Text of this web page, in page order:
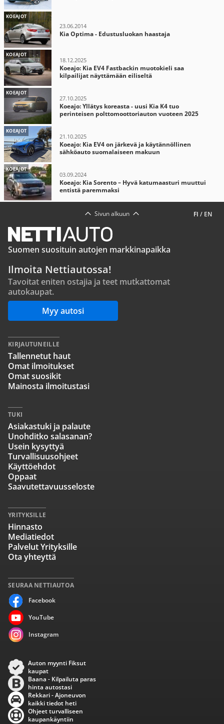
KOEAJOT
23.06.2014
Kia Optima - Edustusluokan haastaja
KOEAJOT
18.12.2025
Koeajo: Kia EV4 Fastbackin muotokieli saa
kilpailijat näyttämään eiliseltä
KOEAJOT
27.10.2025
Koeajo: Yllätys koreasta - uusi Kia K4 tuo
perinteisen polttomoottoriauton vuoteen 2025
KOEAJOT
21.10.2025
Koeajo: Kia EV4 on järkevä ja käytännöllinen
sähköauto suomalaiseen makuun
KOEAJOT
03.09.2024
Koeajo: Kia Sorento – Hyvä katumaasturi muuttui
entistä paremmaksi
FI / EN
Sivun alkuun
Suomen suosituin autojen markkinapaikka
Ilmoita Nettiautossa!
Tavoitat eniten ostajia ja teet mutkattomat
autokaupat.
Myy autosi
SEURAA NETTIAUTOA
Facebook
YouTube
Instagram
KIRJAUTUNEILLE
Tallennetut haut
Omat ilmoitukset
Omat suosikit
Mainosta ilmoitustasi
TUKI
Asiakastuki ja palaute
Unohditko salasanan?
Usein kysyttyä
Turvallisuusohjeet
Käyttöehdot
Oppaat
Saavutettavuusseloste
YRITYKSILLE
Hinnasto
Mediatiedot
Palvelut Yrityksille
Ota yhteyttä
Auton myynti Fiksut
kaupat
Baana - Kilpailuta paras
hinta autostasi
Rekkari - Ajoneuvon
kaikki tiedot heti
Ohjeet turvalliseen
kaupankäyntiin